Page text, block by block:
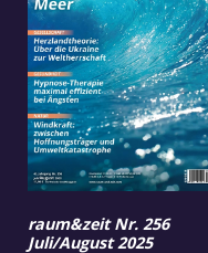
raum&zeit Nr. 256
Juli/August 2025